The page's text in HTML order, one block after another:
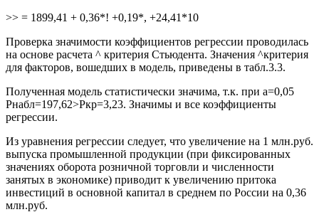
>> = 1899,41 + 0,36*! +0,19*, +24,41*10
Проверка значимости коэффициентов регрессии проводилась
на основе расчета ^ критерия Стьюдента. Значения ^критерия
для факторов, вошедших в модель, приведены в табл.3.3.
Полученная модель статистически значима, т.к. при а=0,05
Рнабл=197,62>Ркр=3,23. Значимы и все коэффициенты
регрессии.
Из уравнения регрессии следует, что увеличение на 1 млн.руб.
выпуска промышленной продукции (при фиксированных
значениях оборота розничной торговли и численности
занятых в экономике) приводит к увеличению притока
инвестиций в основной капитал в среднем по России на 0,36
млн.руб.